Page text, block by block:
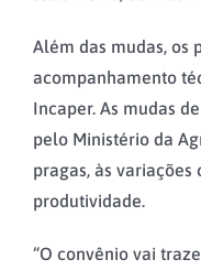
Além das mudas, os
acompanhamento
Incaper. As mudas
pelo Ministério da
pragas, às
produtividade.
“O convênio vai